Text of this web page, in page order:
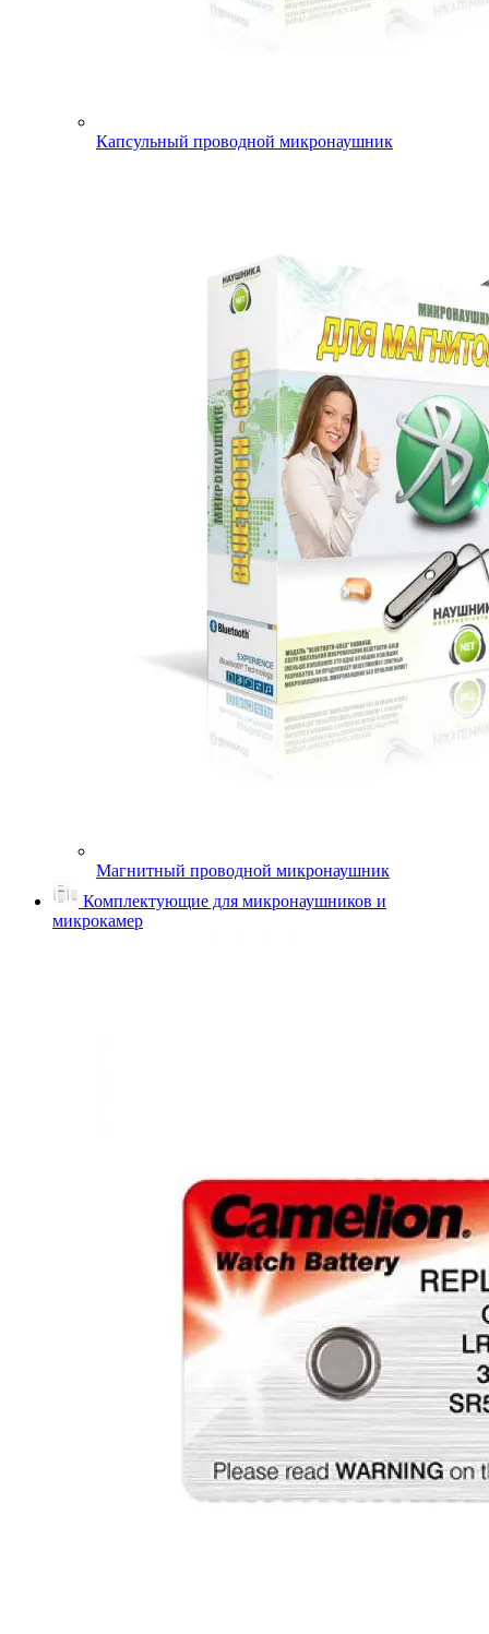
Капсульный проводной микронаушник
Магнитный проводной микронаушник
Комплектующие для микронаушников и
микрокамер